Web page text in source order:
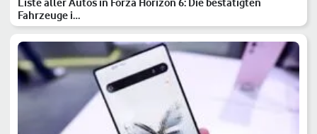
Fahrzeuge i…